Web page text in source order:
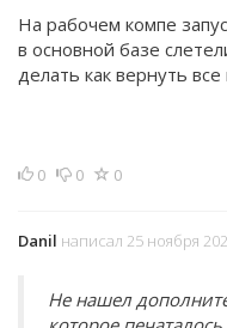
На рабочем компе
в основной базе
делать как вернуть
0 0 0
Danil написал 25 ноября
Не нашел